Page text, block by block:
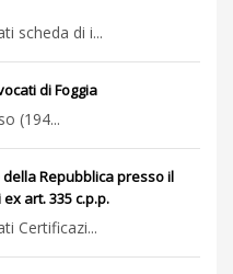
scheda di i...
di Foggia
(194...
Repubblica presso il
art. 335 c.p.p.
Certificazi...